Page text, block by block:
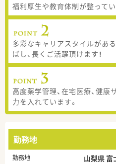
福利厚生や教育体制が整って
多彩なキャリアスタイルがあ
ばし、長くご活躍頂けます！
高度薬学管理、在宅医療、健
力を入れています。
勤務地
勤務地 山梨県 富